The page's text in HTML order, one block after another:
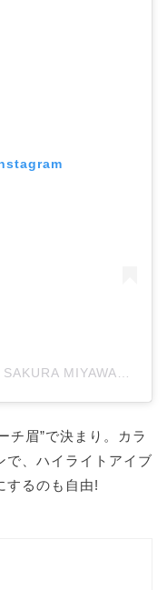
チ眉”で決まり。カラ
で、ハイライトアイブ
するのも自由!